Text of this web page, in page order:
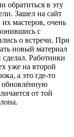
обратиться в эту
Зашел на сайт
мастеров, очень
с
о встречи. При
новый материал
Работники
уже на второй
а это где-то
обновлённую
от той